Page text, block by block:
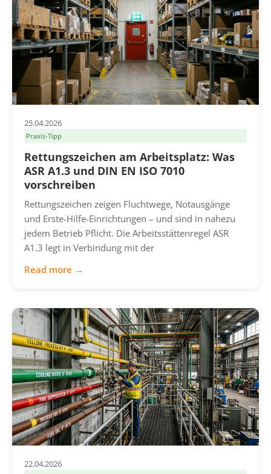
25.04.2026
Praxis-Tipp
Rettungszeichen am Arbeitsplatz: Was
ASR A1.3 und DIN EN ISO 7010
vorschreiben
Rettungszeichen zeigen Fluchtwege, Notausgänge
und Erste-Hilfe-Einrichtungen – und sind in nahezu
jedem Betrieb Pflicht. Die Arbeitsstättenregel ASR
A1.3 legt in Verbindung mit der
Read more →
22.04.2026